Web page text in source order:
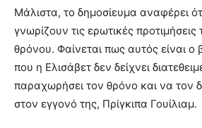
Μάλιστα, το δημοσίευμα αναφέρει
γνωρίζουν τις ερωτικές
θρόνου. Φαίνεται πως αυτός είναι ο
που η Ελισάβετ δεν δείχνει
παραχωρήσει τον θρόνο και να τον
στον εγγονό της, Πρίγκιπα Γουίλιαμ.